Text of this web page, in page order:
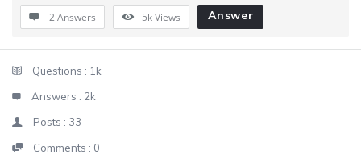
2 Answers 5kViews Answer
StatsQuestions : 1k
Answers : 2k
Posts : 33
Comments : 0